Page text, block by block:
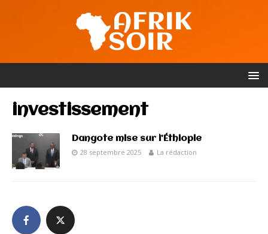
investissement
Dangote mise sur l’Éthiopie
28 septembre 2025 La rédaction